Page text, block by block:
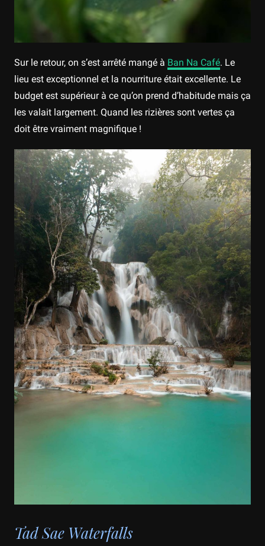
Sur le retour, on s’est arrêté mangé à Ban Na Café. Le
lieu est exceptionnel et la nourriture était excellente. Le
budget est supérieur à ce qu’on prend d’habitude mais ça
les valait largement. Quand les rizières sont vertes ça
doit être vraiment magnifique !
Tad Sae Waterfalls